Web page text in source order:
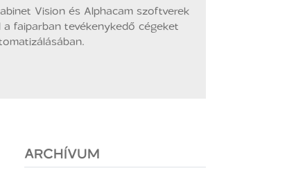
Vision és Alphacam szoftverek
faiparban tevékenykedő cégeket
ARCHÍVUM